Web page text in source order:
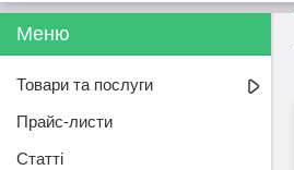
Товари та послуги
Прайс-листи
Статті